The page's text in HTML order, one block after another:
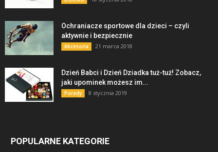
Ochraniacze sportowe dla dzieci – czyli
aktywnie i bezpiecznie
Akcesoria 21 marca 2018
Dzień Babci i Dzień Dziadka tuż-tuż! Zobacz,
jaki upominek możesz im...
Porady 8 stycznia 2019
POPULARNE KATEGORIE